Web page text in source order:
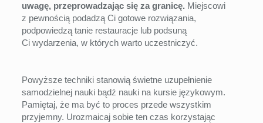
uwagę, przeprowadzając się za granicę. Miejscowi
z pewnością podadzą Ci gotowe rozwiązania,
podpowiedzą tanie restauracje lub podsuną
Ci wydarzenia, w których warto uczestniczyć.
Powyższe techniki stanowią świetne uzupełnienie
samodzielnej nauki bądź nauki na kursie językowym.
Pamiętaj, że ma być to proces przede wszystkim
przyjemny. Urozmaicaj sobie ten czas korzystając